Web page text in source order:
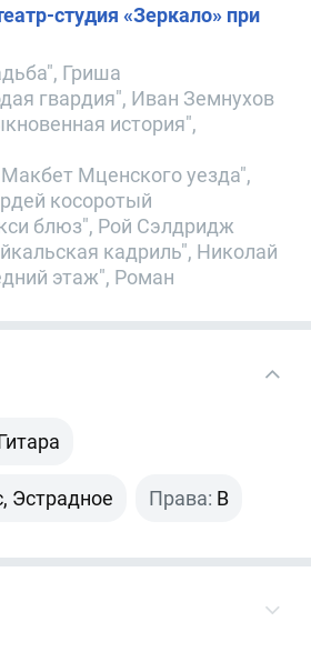
студия «Зеркало» при
Гриша
гвардия", Иван Земнухов
история",
Мценского уезда",
косоротый
блюз", Рой Сэлдридж
кадриль", Николай
этаж", Роман
Эстрадное Права: B